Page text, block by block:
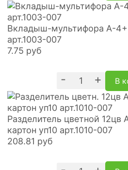
Вкладыш-мультифора A-
арт.1003-007
7.75 руб
- + В
Разделитель цветной 12цв
картон уп10 арт.1010-007
208.81 руб